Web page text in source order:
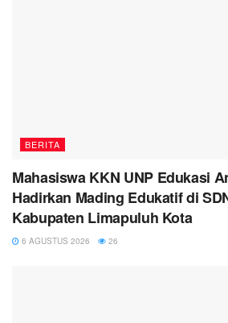
BERITA
Mahasiswa KKN UNP Edukasi
Hadirkan Mading Edukatif di
Kabupaten Limapuluh Kota
6 AGUSTUS 2026 26